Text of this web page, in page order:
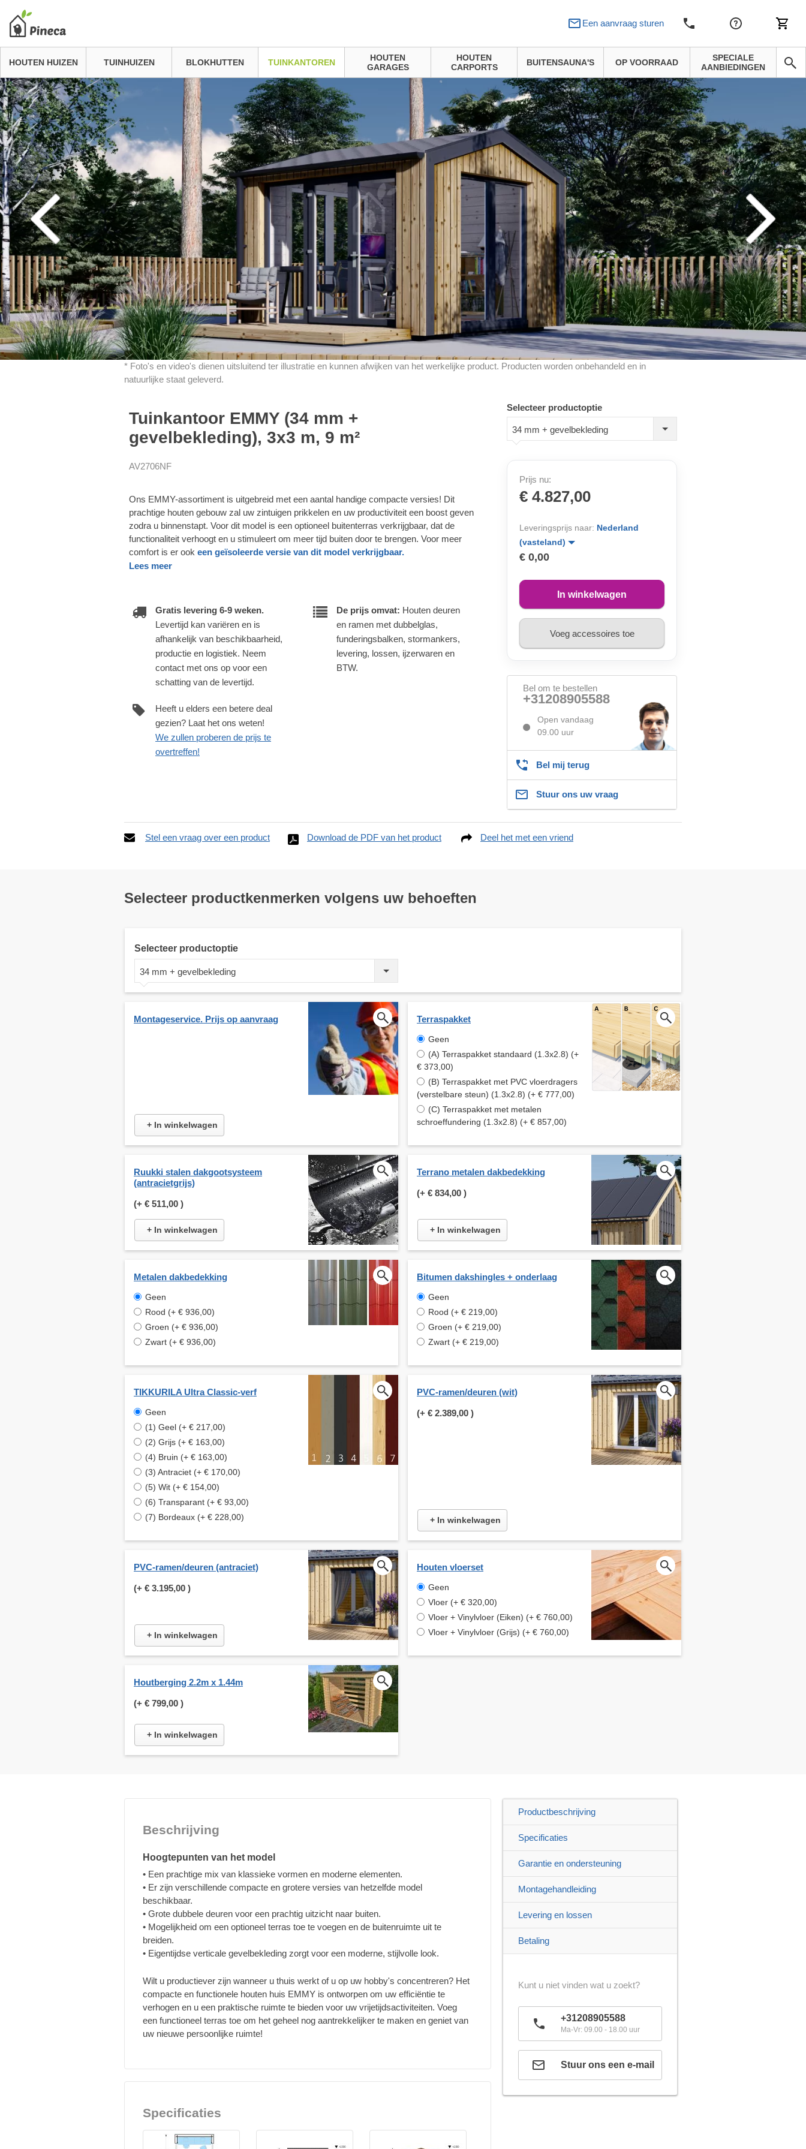
Een aanvraag sturen
HOUTEN HUIZEN TUINHUIZEN BLOKHUTTEN TUINKANTOREN
HOUTEN
GARAGES
HOUTEN
CARPORTS
BUITENSAUNA'S OP VOORRAAD
SPECIALE
AANBIEDINGEN
* Foto's en video's dienen uitsluitend ter illustratie en kunnen afwijken van het werkelijke product. Producten worden onbehandeld en in
natuurlijke staat geleverd.
Tuinkantoor EMMY (34 mm +
gevelbekleding), 3x3 m, 9 m²
AV2706NF
Ons EMMY-assortiment is uitgebreid met een aantal handige compacte versies! Dit
prachtige houten gebouw zal uw zintuigen prikkelen en uw productiviteit een boost geven
zodra u binnenstapt. Voor dit model is een optioneel buitenterras verkrijgbaar, dat de
functionaliteit verhoogt en u stimuleert om meer tijd buiten door te brengen. Voor meer
comfort is er ook een geïsoleerde versie van dit model verkrijgbaar.
Lees meer
Gratis levering 6-9 weken.
Levertijd kan variëren en is
afhankelijk van beschikbaarheid,
productie en logistiek. Neem
contact met ons op voor een
schatting van de levertijd.
De prijs omvat: Houten deuren
en ramen met dubbelglas,
funderingsbalken, stormankers,
levering, lossen, ijzerwaren en
BTW.
Heeft u elders een betere deal
gezien? Laat het ons weten!
We zullen proberen de prijs te
overtreffen!
Selecteer productoptie
34 mm + gevelbekleding
Prijs nu:
€ 4.827,00
Leveringsprijs naar: Nederland
(vasteland)
€ 0,00
In winkelwagen
Voeg accessoires toe
Bel om te bestellen
+31208905588
Open vandaag
09.00 uur
Bel mij terug
Stuur ons uw vraag
Stel een vraag over een product Download de PDF van het product Deel het met een vriend
Selecteer productkenmerken volgens uw behoeften
Selecteer productoptie
34 mm + gevelbekleding
Montageservice. Prijs op aanvraag
+ In winkelwagen
Terraspakket
Geen
(A) Terraspakket standaard (1.3x2.8) (+
€ 373,00)
(B) Terraspakket met PVC vloerdragers
(verstelbare steun) (1.3x2.8) (+ € 777,00)
(C) Terraspakket met metalen
schroeffundering (1.3x2.8) (+ € 857,00)
Ruukki stalen dakgootsysteem
(antracietgrijs)
(+ € 511,00 )
+ In winkelwagen
Terrano metalen dakbedekking
(+ € 834,00 )
+ In winkelwagen
Metalen dakbedekking
Geen
Rood (+ € 936,00)
Groen (+ € 936,00)
Zwart (+ € 936,00)
Bitumen dakshingles + onderlaag
Geen
Rood (+ € 219,00)
Groen (+ € 219,00)
Zwart (+ € 219,00)
TIKKURILA Ultra Classic-verf
Geen
(1) Geel (+ € 217,00)
(2) Grijs (+ € 163,00)
(4) Bruin (+ € 163,00)
(3) Antraciet (+ € 170,00)
(5) Wit (+ € 154,00)
(6) Transparant (+ € 93,00)
(7) Bordeaux (+ € 228,00)
PVC-ramen/deuren (wit)
(+ € 2.389,00 )
+ In winkelwagen
PVC-ramen/deuren (antraciet)
(+ € 3.195,00 )
+ In winkelwagen
Houten vloerset
Geen
Vloer (+ € 320,00)
Vloer + Vinylvloer (Eiken) (+ € 760,00)
Vloer + Vinylvloer (Grijs) (+ € 760,00)
Houtberging 2.2m x 1.44m
(+ € 799,00 )
+ In winkelwagen
Beschrijving
Hoogtepunten van het model
• Een prachtige mix van klassieke vormen en moderne elementen.
• Er zijn verschillende compacte en grotere versies van hetzelfde model
beschikbaar.
• Grote dubbele deuren voor een prachtig uitzicht naar buiten.
• Mogelijkheid om een optioneel terras toe te voegen en de buitenruimte uit te
breiden.
• Eigentijdse verticale gevelbekleding zorgt voor een moderne, stijlvolle look.
Wilt u productiever zijn wanneer u thuis werkt of u op uw hobby's concentreren? Het
compacte en functionele houten huis EMMY is ontworpen om uw efficiëntie te
verhogen en u een praktische ruimte te bieden voor uw vrijetijdsactiviteiten. Voeg
een functioneel terras toe om het geheel nog aantrekkelijker te maken en geniet van
uw nieuwe persoonlijke ruimte!
Specificaties
Productbeschrijving
Specificaties
Garantie en ondersteuning
Montagehandleiding
Levering en lossen
Betaling
Kunt u niet vinden wat u zoekt?
+31208905588
Ma-Vr: 09.00 - 18.00 uur
Stuur ons een e-mail